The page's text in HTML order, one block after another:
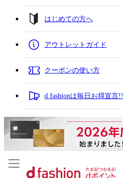
はじめての方へ
アウトレットガイド
クーポンの使い方
d fashionは毎日お得宣言!!